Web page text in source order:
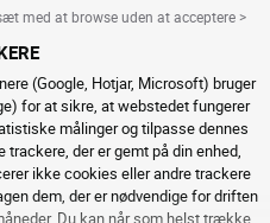
med at browse uden at acceptere >
(Google, Hotjar, Microsoft) bruger
for at sikre, at webstedet fungerer
målinger og tilpasse dennes
der er gemt på din enhed,
ikke cookies eller andre trackere
dem, der er nødvendige for driften
Du kan når som helst trække